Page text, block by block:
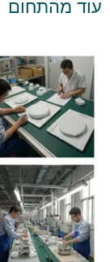
עוד מהתחום